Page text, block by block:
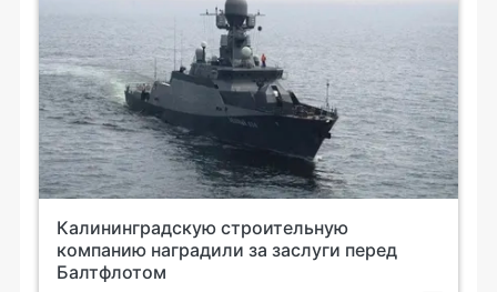
Калининградскую строительную
компанию наградили за заслуги перед
Балтфлотом